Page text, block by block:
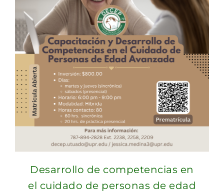
Desarrollo de competencias en
el cuidado de personas de edad